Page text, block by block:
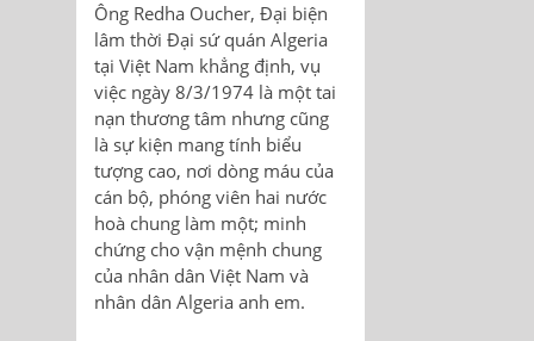
Ông Redha Oucher, Đại biện
lâm thời Đại sứ quán Algeria
tại Việt Nam khẳng định, vụ
việc ngày 8/3/1974 là một tai
nạn thương tâm nhưng cũng
là sự kiện mang tính biểu
tượng cao, nơi dòng máu của
cán bộ, phóng viên hai nước
hoà chung làm một; minh
chứng cho vận mệnh chung
của nhân dân Việt Nam và
nhân dân Algeria anh em.